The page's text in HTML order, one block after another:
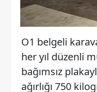
O1 belgeli
her yıl düzenli
bağımsız
ağırlığı 750